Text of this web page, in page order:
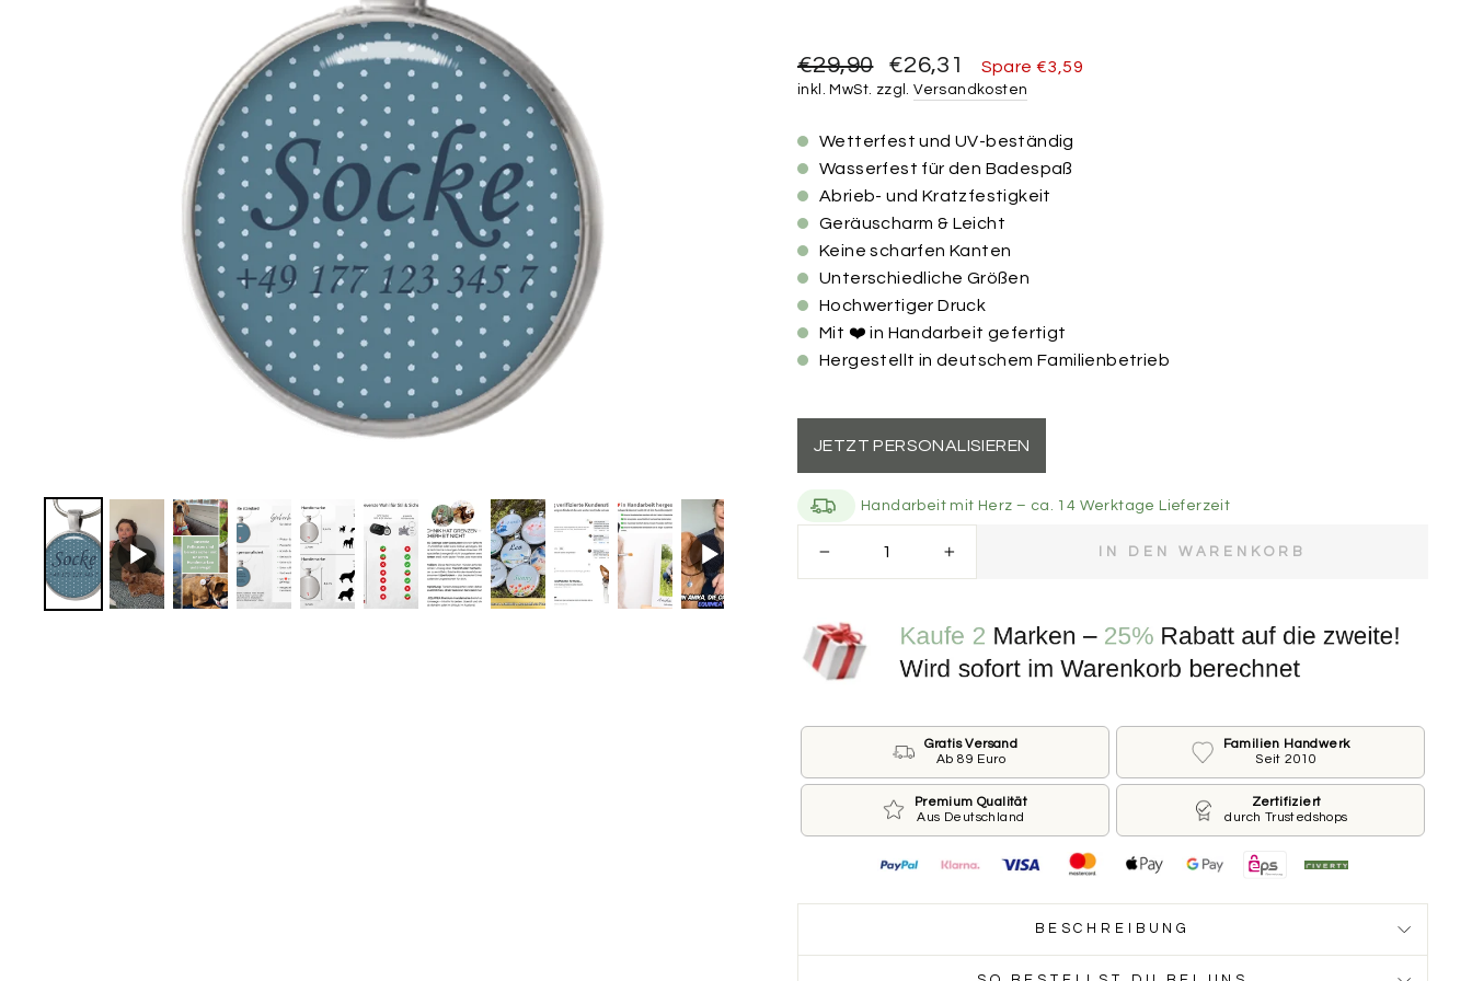
Normaler
Preis
€29,90 Sonderpreis
€26,31 Spare €3,59
inkl. MwSt. zzgl.Versandkosten
Wetterfest und UV-beständig
Wasserfest für den Badespaß
Abrieb- und Kratzfestigkeit
Geräuscharm & Leicht
Keine scharfen Kanten
Unterschiedliche Größen
Hochwertiger Druck
Mit ❤️ in Handarbeit gefertigt
Hergestellt in deutschem Familienbetrieb
JETZT PERSONALISIEREN
Bitte wähle die Größe der Marke.
.*
KLEIN ⌀ 25 MM FÜR KLEINE HUNDE
Beschriftung der Vorderseite
Wie ist der Name Deines Hundes und welche Telefonnummer sollen wir auf
die Marke drucken? Du möchtest keinen Namen oder keine Nummer?
Dann lass das jeweilige Feld leer.
Handarbeit mit Herz – ca. 14 Werktage Lieferzeit
IN DEN WARENKORB
Gratis Versand
Ab 89 Euro
Familien Handwerk
Seit 2010
Premium Qualität
Aus Deutschland
Zertifiziert
durch Trustedshops
BESCHREIBUNG